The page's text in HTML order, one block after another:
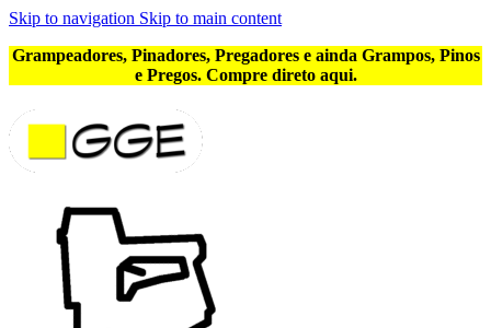
Skip to navigation Skip to main content
Grampeadores, Pinadores, Pregadores e ainda Grampos, Pinos
e Pregos. Compre direto aqui.